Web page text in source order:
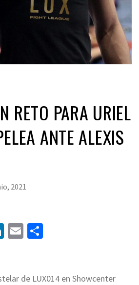
RETO PARA URIEL
ANTE ALEXIS
2021
LinkedIn
Email
de LUX014 en Showcenter